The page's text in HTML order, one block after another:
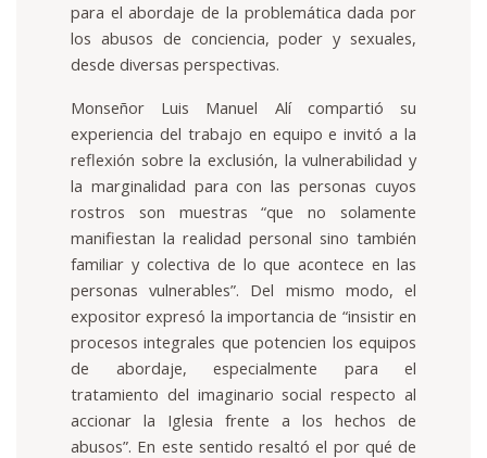
para el abordaje de la problemática dada por
los abusos de conciencia, poder y sexuales,
desde diversas perspectivas.
Monseñor Luis Manuel Alí compartió su
experiencia del trabajo en equipo e invitó a la
reflexión sobre la exclusión, la vulnerabilidad y
la marginalidad para con las personas cuyos
rostros son muestras “que no solamente
manifiestan la realidad personal sino también
familiar y colectiva de lo que acontece en las
personas vulnerables”. Del mismo modo, el
expositor expresó la importancia de “insistir en
procesos integrales que potencien los equipos
de abordaje, especialmente para el
tratamiento del imaginario social respecto al
accionar la Iglesia frente a los hechos de
abusos”. En este sentido resaltó el por qué de